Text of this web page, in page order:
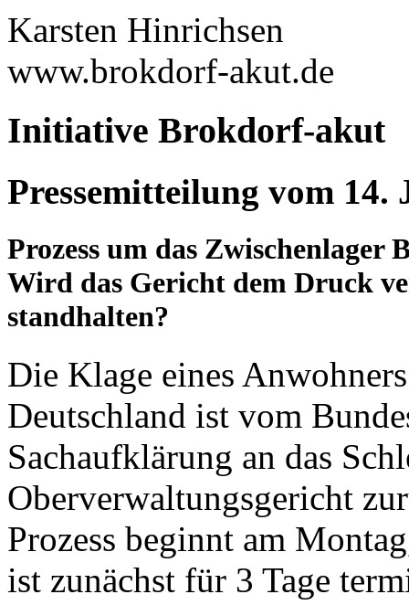
Karsten Hinrichsen
www.brokdorf-akut.de
Initiative Brokdorf-akut
Pressemitteilung vom
Prozess um das
Wird das Gericht dem Druck
standhalten?
Die Klage eines
Deutschland ist vom
Sachaufklärung an das
Oberverwaltungsgericht
Prozess beginnt am
ist zunächst für 3 Tage